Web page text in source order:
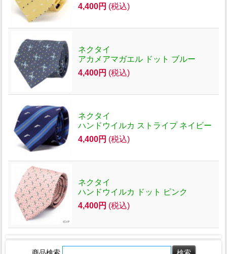
4,400円 (税込)
ネクタイ
アカメアマガエル ドット ブルー
4,400円 (税込)
ネクタイ
ハンドウイルカ ストライプ ネイビー
4,400円 (税込)
ネクタイ
ハンドウイルカ ドット ピンク
4,400円 (税込)
商品検索